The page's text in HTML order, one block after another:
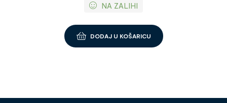
NA ZALIHI
DODAJ U KOŠARICU